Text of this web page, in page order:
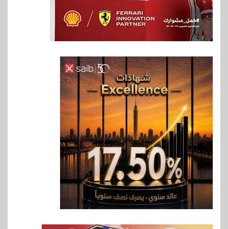
6
اخبار
غرفة القاهرة تنظم ندوة إلكترونية
لدعم الصادرات وتحقيق
مستهدفات رؤية مصر 2030
7
بنوك
بنك مصر يشارك في فعالية اليوم
العالمي للشباب ويقدم العديد من
العروض المجانية